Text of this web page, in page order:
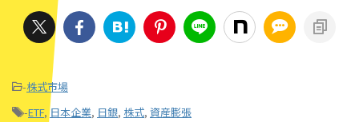
-株式市場
-ETF,日本企業, 日銀, 株式, 資産膨張